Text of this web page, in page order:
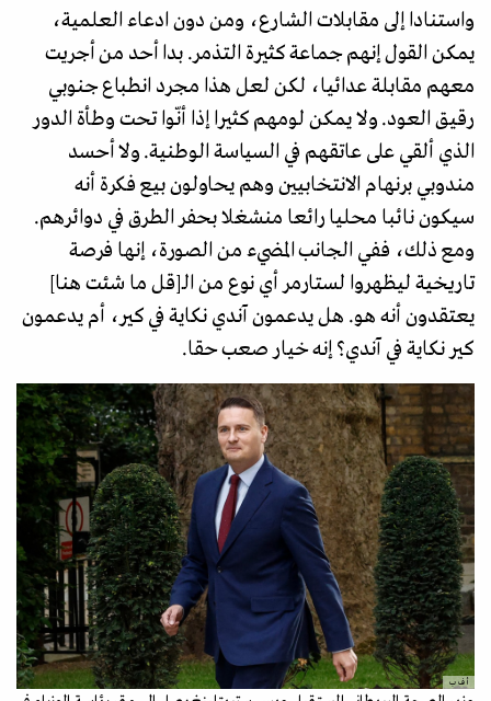
واستنادا إلى مقابلات الشارع، ومن دون ادعاء العلمية،
يمكن القول إنهم جماعة كثيرة التذمر. بدا أحد من أجريت
معهم مقابلة عدائيا، لكن لعل هذا مجرد انطباع جنوبي
رقيق العود. ولا يمكن لومهم كثيرا إذا أنّوا تحت وطأة الدور
الذي ألقي على عاتقهم في السياسة الوطنية. ولا أحسد
مندوبي برنهام الانتخابيين وهم يحاولون بيع فكرة أنه
سيكون نائبا محليا رائعا منشغلا بحفر الطرق في دوائرهم.
ومع ذلك، ففي الجانب المضيء من الصورة، إنها فرصة
تاريخية ليظهروا لستارمر أي نوع من الـ[قل ما شئت هنا]
يعتقدون أنه هو. هل يدعمون آندي نكاية في كير، أم يدعمون
كير نكاية في آندي؟ إنه خيار صعب حقا.
أ ف ب